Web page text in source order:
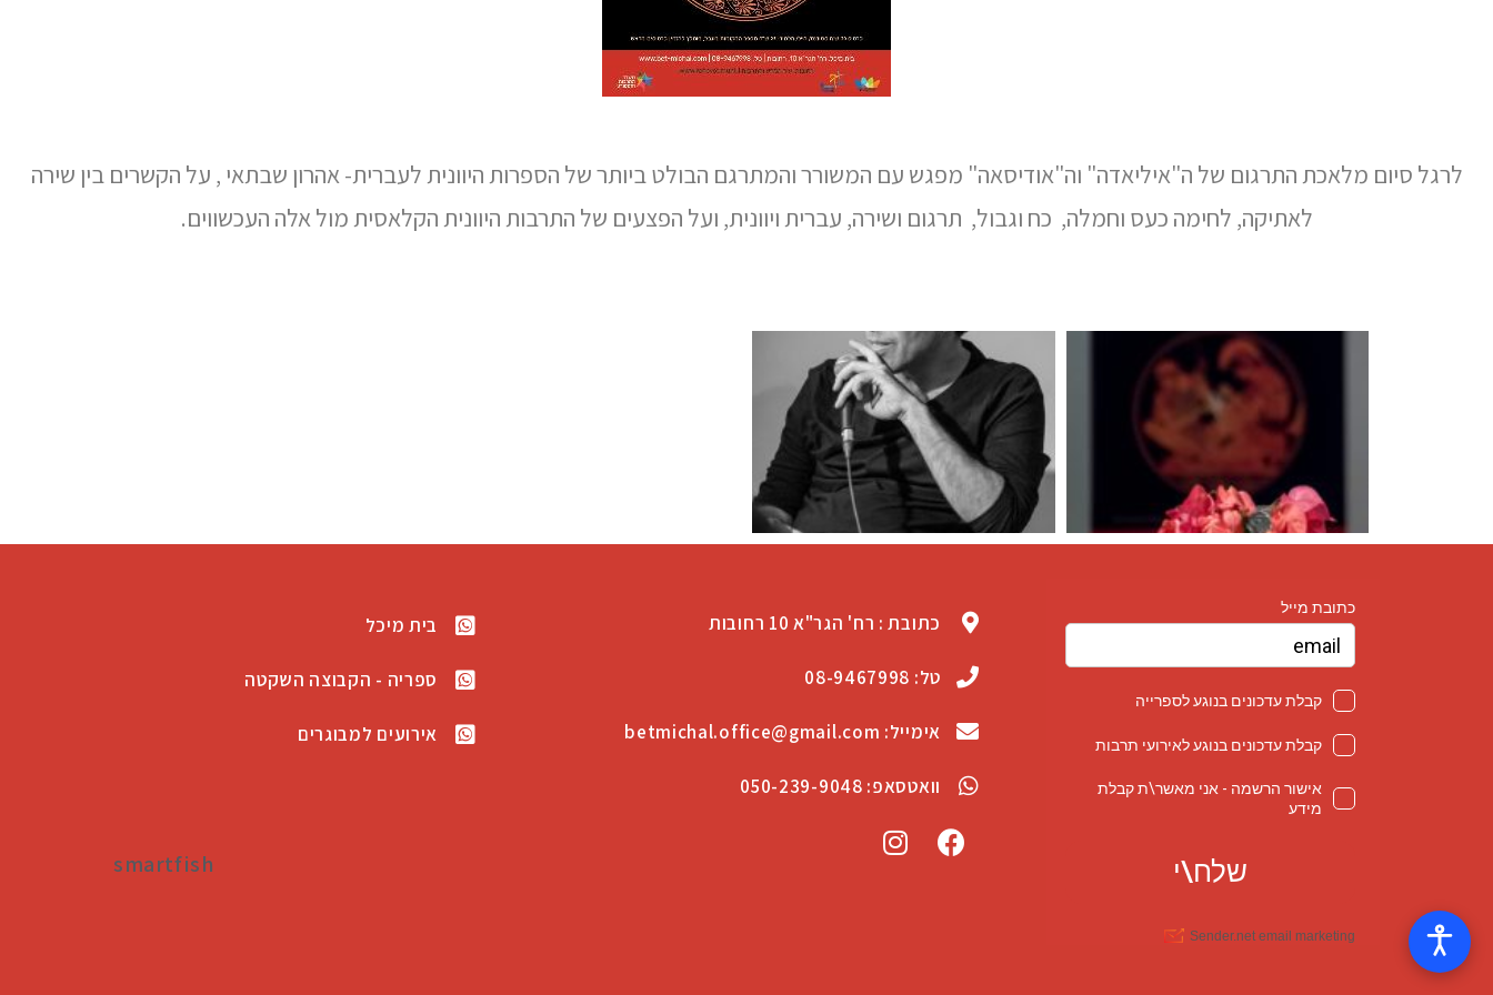
לרגל סיום מלאכת התרגום של ה"איליאדה" וה"אודיסאה" מפגש עם המשורר והמתרגם הבולט ביותר של הספרות היוונית לעברית- אהרון שבתאי , על הקשרים בין שירה
לאתיקה, לחימה כעס וחמלה, כח וגבול, תרגום ושירה, עברית ויוונית, ועל הפצעים של התרבות היוונית הקלאסית מול אלה העכשווים.
כתובת : רח' הגר"א 10 רחובות
טל: 08-9467998
אימייל: betmichal.office@gmail.com
וואטסאפ: 050-239-9048
בית מיכל
ספריה - הקבוצה השקטה
אירועים למבוגרים
smartfish